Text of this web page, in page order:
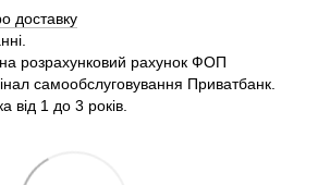
доставку
розрахунковий рахунок ФОП
самообслуговування Приватбанк.
від 1 до 3 років.